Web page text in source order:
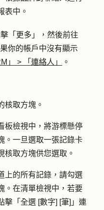
表中。
「更多」
，然後前往
果你的帳戶中沒有顯示
」 > 「連絡人」 。
核取方塊 。
板檢視中，將游標懸停
。一旦選取一張記錄卡
核取方塊供您選取。
上的所有記錄，請勾選
。在清單檢視中，若要
擊「 全選 [數字] [筆]」連